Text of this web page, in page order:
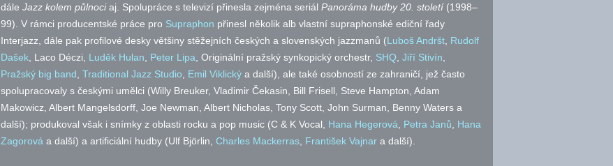
dále Jazz kolem půlnociaj. Spolupráce s televizí přinesla zejména seriál Panoráma hudby 20. století(1998–
99). V rámci producentské práce pro Supraphon přinesl několik alb vlastní supraphonské ediční řady
Interjazz, dále pak profilové desky většiny stěžejních českých a slovenských jazzmanů (Luboš Andršt Rudolf
Dašek , Laco Déczi, Luděk Hulan Peter Lipa , Originální pražský synkopický orchestr, SHQ Jiří Stivín
Pražský big band Traditional Jazz Studio Emil Viklický a další), ale také osobností ze zahraničí, jež často
spolupracovaly s českými umělci (Willy Breuker, Vladimir Čekasin, Bill Frisell, Steve Hampton, Adam
Makowicz, Albert Mangelsdorff, Joe Newman, Albert Nicholas, Tony Scott, John Surman, Benny Waters a
další); produkoval však i snímky z oblasti rocku a pop music (C & K Vocal, Hana Hegerová Petra Janů
Hana
Zagorová a další) a artificiální hudby (Ulf Björlin, Charles Mackerras František Vajnar a další).